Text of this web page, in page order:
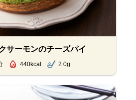
サーモンのチーズパイ
440kcal 2.0g